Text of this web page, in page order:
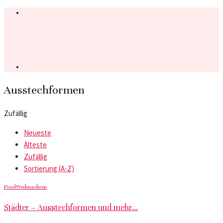
Ausstechformen
Zufällig
Neueste
Älteste
Zufällig
Sortierung (A-Z)
FoodWeihnachten
Städter – Ausstechformen und mehr…